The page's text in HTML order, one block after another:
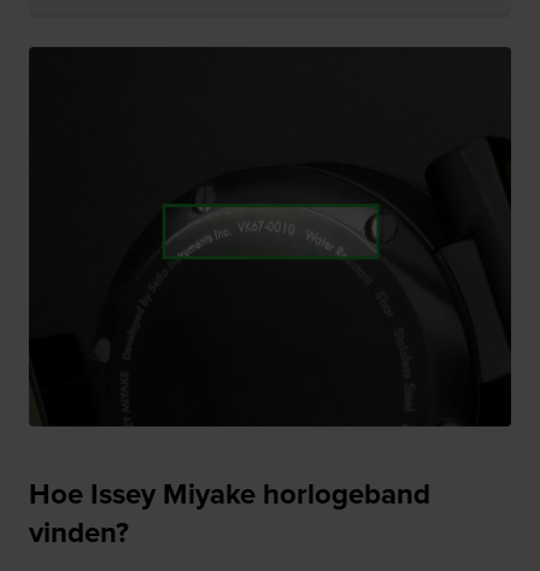
Hoe Issey Miyake horlogeband
vinden?